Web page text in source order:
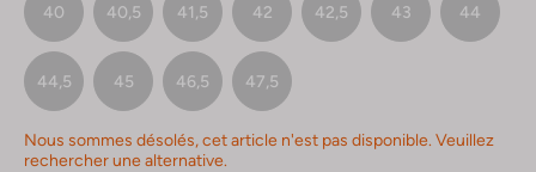
40 40,5 41,5 42 42,5 43 44
44,5 45 46,5 47,5
Nous sommes désolés, cet article n'est pas disponible. Veuillez
rechercher une alternative.